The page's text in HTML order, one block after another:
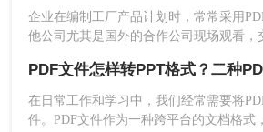
于初入职场的朋友来说，可能还不知道怎
件，但是不用担心，格式转换并不是很难
看这些方法吧。
企业在编制工厂产品计划时，常常采用
他公司尤其是国外的合作公司现场观看，
编辑好的pdf文件怎样转ppt？今天就来给
文档的操作步骤吧。
在日常工作和学习中，我们经常需要将
件。PDF文件作为一种跨平台的文档格式